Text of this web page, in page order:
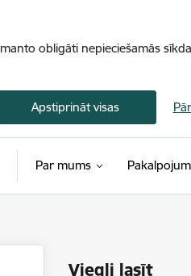
obligāti nepieciešamās
Apstiprināt visas
Par mums
Viegli lasīt